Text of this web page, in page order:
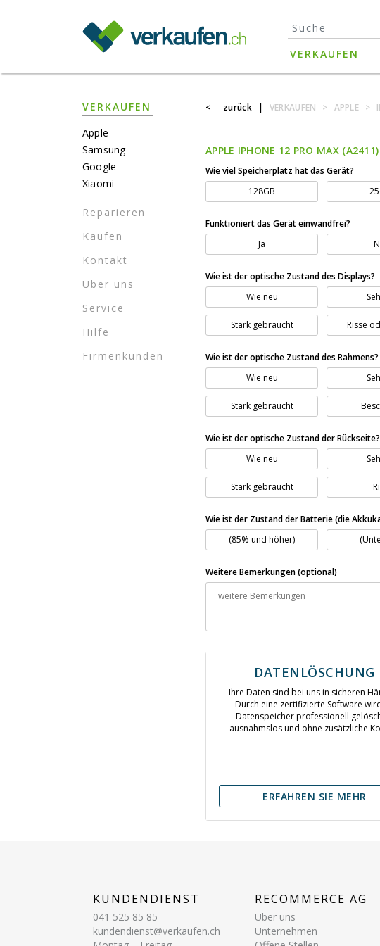
VERKAUFEN
VERKAUFEN
Apple
Samsung
Google
Xiaomi
Reparieren
Kaufen
Kontakt
Über uns
Service
Hilfe
Firmenkunden
< zurück | VERKAUFEN > APPLE >
APPLE IPHONE 12 PRO MAX (A2411)
Wie viel Speicherplatz hat das Gerät?
128GB
Funktioniert das Gerät einwandfrei?
Ja
Wie ist der optische Zustand des Displays?
Wie neu
Stark gebraucht Risse
Wie ist der optische Zustand des Rahmens?
Wie neu
Stark gebraucht
Wie ist der optische Zustand der Rückseite?
Wie neu
Stark gebraucht
Wie ist der Zustand der Batterie (die
(85% und höher)
Weitere Bemerkungen (optional)
DATENLÖSCHUNG
Ihre Daten sind bei uns in sicheren
Durch eine zertifizierte Software
Datenspeicher professionell
ausnahmslos und ohne zusätzliche
ERFAHREN SIE MEHR
KUNDENDIENST
041 525 85 85
kundendienst@verkaufen.ch
RECOMMERCE AG
Über uns
Unternehmen